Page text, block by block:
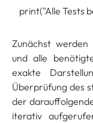
print("Alle Tests
Zunächst werden
und alle
exakte
Überprüfung des
der
iterativ